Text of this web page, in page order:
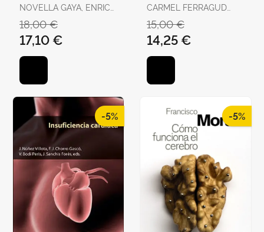
NOVELLA GAYA, ENRIC
18,00 €
17,10 €
CARMEL FERRAGUD
RAMÓN BERTOMEU
SÁNCHEZ
15,00 €
14,25 €
-5% -5%